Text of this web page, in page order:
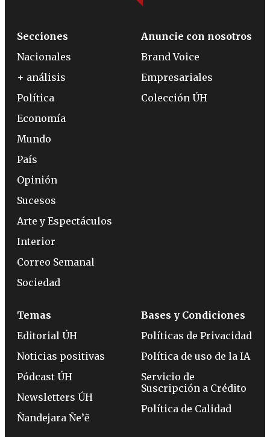
Secciones
Nacionales
+ análisis
Política
Economía
Mundo
País
Opinión
Sucesos
Arte y Espectáculos
Interior
Correo Semanal
Sociedad
Anuncie con nosotros
Brand Voice
Empresariales
Colección ÚH
Temas
Editorial ÚH
Noticias positivas
Pódcast ÚH
Newsletters ÚH
Ñandejara Ñe’ẽ
Bases y Condiciones
Políticas de Privacidad
Política de uso de la IA
Servicio de
Suscripción a Crédito
Política de Calidad